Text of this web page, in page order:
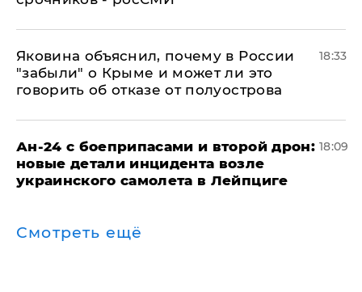
Яковина объяснил, почему в России
"забыли" о Крыме и может ли это
говорить об отказе от полуострова
18:33
Ан-24 с боеприпасами и второй дрон:
новые детали инцидента возле
украинского самолета в Лейпциге
18:09
Смотреть ещё